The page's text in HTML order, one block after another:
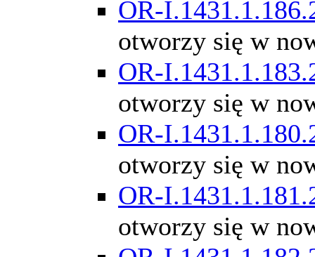
OR-
otworzy się w
OR-
otworzy się w
OR-
otworzy się w
OR-
otworzy się w